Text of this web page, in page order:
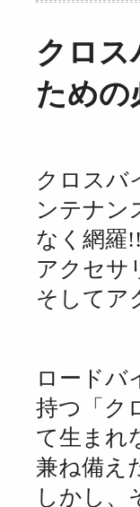
クロス
ため
クロスバ
ンテナン
なく網羅
アクセサ
そしてア
ロードバ
持つ「ク
て生まれ
兼ね備え
しかし、